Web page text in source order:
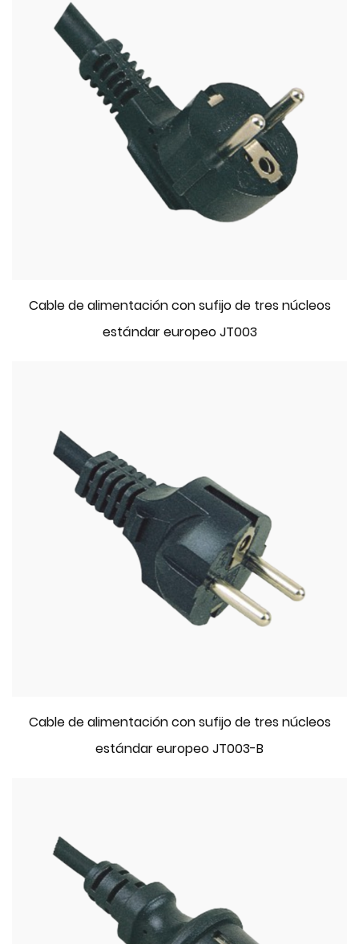
Cable de alimentación con sufijo de tres núcleos
estándar europeo JT003
Cable de alimentación con sufijo de tres núcleos
estándar europeo JT003-B